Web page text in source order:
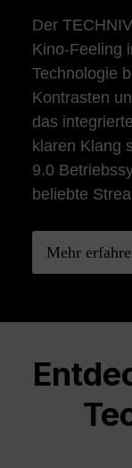
Der
Kino-Feeling
Technologie
Kontrasten
das
klaren Klang
9.0
beliebte
Mehr